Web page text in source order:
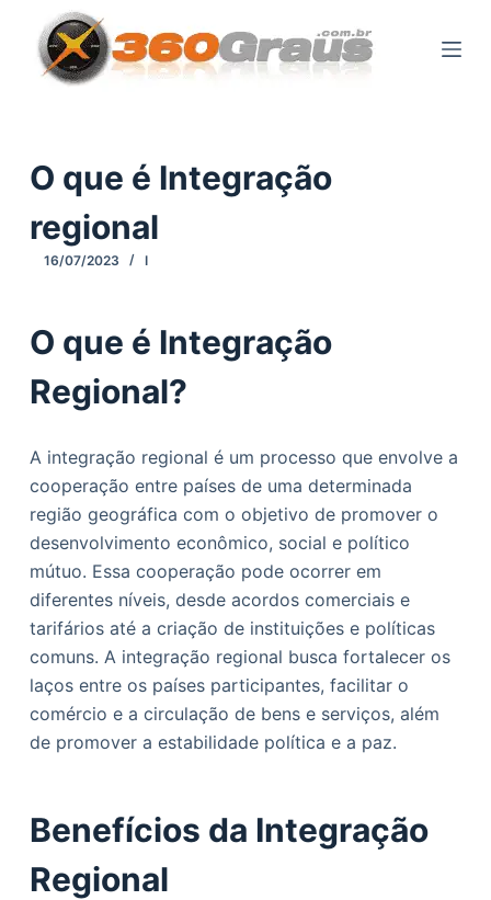
p
o
d
o
O que é Integração
regional
16/07/2023 I
O que é Integração
Regional?
A integração regional é um processo que envolve a
cooperação entre países de uma determinada
região geográfica com o objetivo de promover o
desenvolvimento econômico, social e político
mútuo. Essa cooperação pode ocorrer em
diferentes níveis, desde acordos comerciais e
tarifários até a criação de instituições e políticas
comuns. A integração regional busca fortalecer os
laços entre os países participantes, facilitar o
comércio e a circulação de bens e serviços, além
de promover a estabilidade política e a paz.
Benefícios da Integração
Regional